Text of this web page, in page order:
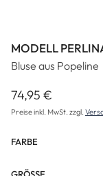
MODELL
Bluse aus Popeline
Regulärer Preis:
74,95 €
Preise inkl. MwSt. zzgl.
FARBE